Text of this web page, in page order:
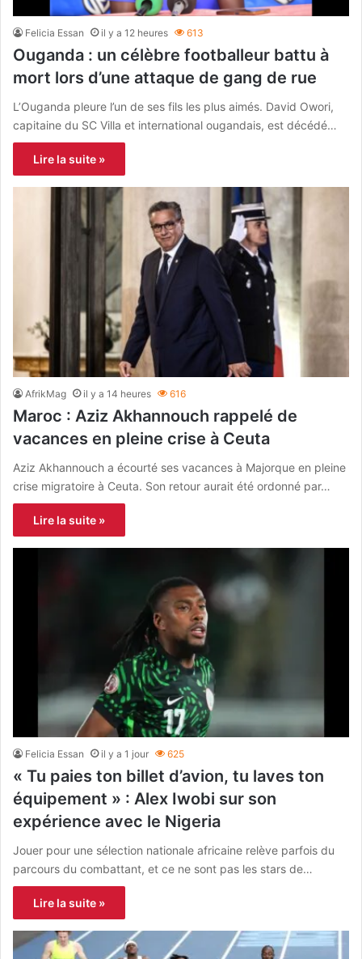
Felicia Essan il y a 12 heures 613
Ouganda : un célèbre footballeur battu à
mort lors d’une attaque de gang de rue
L’Ouganda pleure l’un de ses fils les plus aimés. David Owori,
capitaine du SC Villa et international ougandais, est décédé…
Lire la suite »
AfrikMag il y a 14 heures 616
Maroc : Aziz Akhannouch rappelé de
vacances en pleine crise à Ceuta
Aziz Akhannouch a écourté ses vacances à Majorque en pleine
crise migratoire à Ceuta. Son retour aurait été ordonné par…
Lire la suite »
Felicia Essan il y a 1 jour 625
« Tu paies ton billet d’avion, tu laves ton
équipement » : Alex Iwobi sur son
expérience avec le Nigeria
Jouer pour une sélection nationale africaine relève parfois du
parcours du combattant, et ce ne sont pas les stars de…
Lire la suite »